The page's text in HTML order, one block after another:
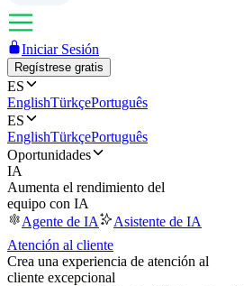
Iniciar Sesión
Regístrese gratis
ES
EnglishTürkçePortuguês
ES
EnglishTürkçePortuguês
Oportunidades
IA
Aumenta el rendimiento del
equipo con IA
Agente de IA
Asistente de IA
Atención al cliente
Crea una experiencia de atención al
cliente excepcional